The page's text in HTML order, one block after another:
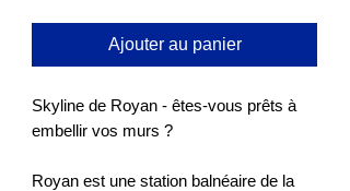
Ajouter au panier
Skyline de Royan - êtes-vous prêts à
embellir vos murs ?
Royan est une station balnéaire de la